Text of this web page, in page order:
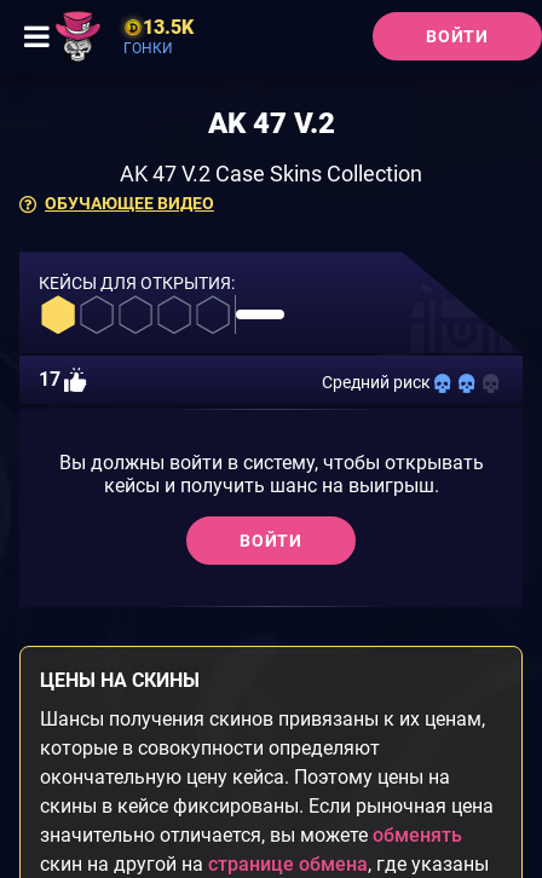
13.5K
ГОНКИ
ВОЙТИ
ОБУЧАЮЩЕЕ ВИДЕО
AK 47 V.2
AK 47 V.2 Case Skins Collection
КЕЙСЫ ДЛЯ ОТКРЫТИЯ:
17 Средний риск
Вы должны войти в систему, чтобы открывать
кейсы и получить шанс на выигрыш.
ВОЙТИ
ЦЕНЫ НА СКИНЫ
Шансы получения скинов привязаны к их ценам,
которые в совокупности определяют
окончательную цену кейса. Поэтому цены на
скины в кейсе фиксированы. Если рыночная цена
значительно отличается, вы можете обменять
скин на другой на странице обмена, где указаны